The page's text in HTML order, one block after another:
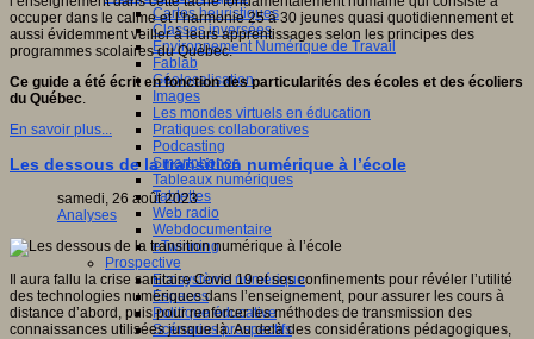
Cartes heuristiques
Classes inversées
Environnement Numérique de Travail
Fablab
Géolocalisation
Images
Les mondes virtuels en éducation
Pratiques collaboratives
Podcasting
Smartphones
Tableaux numériques
Tablettes
Web radio
Webdocumentaire
eTwinning
Prospective
Ecosystème numérique
Espaces
Politique éducative
Scénarios prospectifs
occuper dans le calme et l’harmonie 25 à 30 jeunes quasi quotidiennement et
aussi évidemment veiller à leurs apprentissages selon les principes des
programmes scolaires du Québec.
Ce guide a été écrit en fonction des particularités des écoles et des écoliers
du Québec.
En savoir plus...
Les dessous de la transition numérique à l’école
samedi, 26 août 2023
Analyses
Il aura fallu la crise sanitaire Covid 19 et ses confinements pour révéler l’utilité
des technologies numériques dans l’enseignement, pour assurer les cours à
distance d’abord, puis pour renforcer les méthodes de transmission des
connaissances utilisées jusque là. Au delà des considérations pédagogiques,